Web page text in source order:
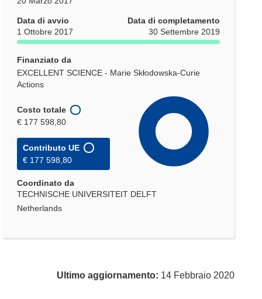
Data di avvio
1 Ottobre 2017
Data di completamento
30 Settembre 2019
Finanziato da
EXCELLENT SCIENCE - Marie Skłodowska-Curie
Actions
Costo totale
€ 177 598,80
Contributo UE
€ 177 598,80
Coordinato da
TECHNISCHE UNIVERSITEIT DELFT
Netherlands
Ultimo aggiornamento: 14 Febbraio 2020